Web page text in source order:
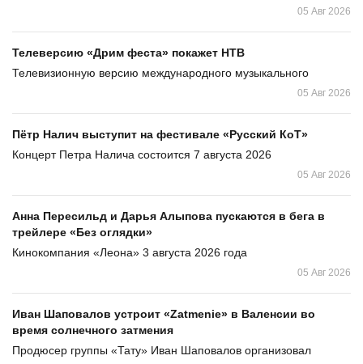
05 Авг 2026
Телеверсию «Дрим феста» покажет НТВ
Телевизионную версию международного музыкального
05 Авг 2026
Пётр Налич выступит на фестивале «Русский КоТ»
Концерт Петра Налича состоится 7 августа 2026
05 Авг 2026
Анна Пересильд и Дарья Алыпова пускаются в бега в
трейлере «Без оглядки»
Кинокомпания «Леона» 3 августа 2026 года
05 Авг 2026
Иван Шаповалов устроит «Zatmenie» в Валенсии во
время солнечного затмения
Продюсер группы «Тату» Иван Шаповалов организовал